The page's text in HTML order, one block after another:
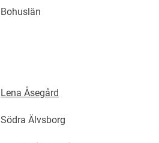
Bohuslän
Lena Åsegård
Södra Älvsborg